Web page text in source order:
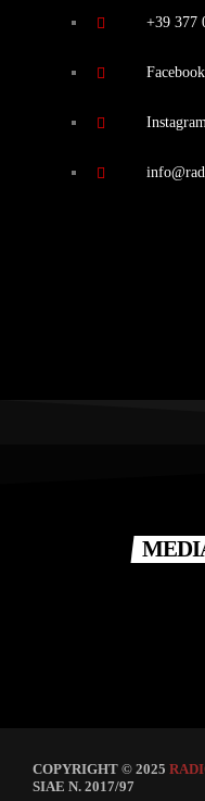
+39 377
Facebook
Instagram
COPYRIGHT © 2025
SIAE N. 2017/97